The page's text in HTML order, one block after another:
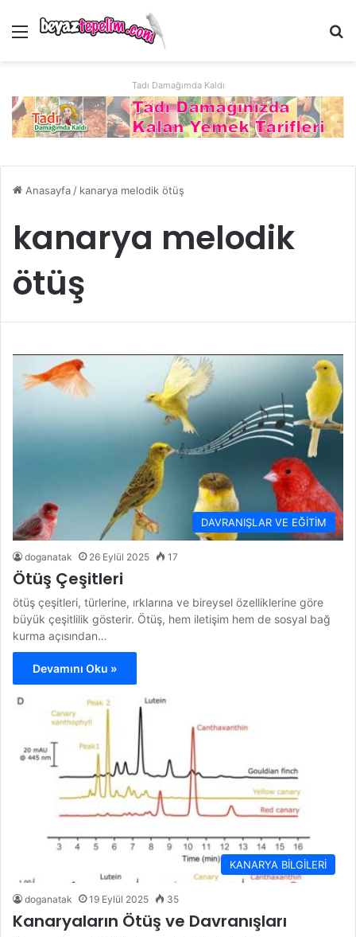
Menü
Tadı Damağımda Kaldı
Anasayfa / kanarya melodik ötüş
kanarya melodik
ötüş
DAVRANIŞLAR VE EĞİTİM
doganatak 26 Eylül 2025 17
Ötüş Çeşitleri
ötüş çeşitleri, türlerine, ırklarına ve bireysel özelliklerine göre
büyük çeşitlilik gösterir. Ötüş, hem iletişim hem de sosyal bağ
kurma açısından…
Devamını Oku »
KANARYA BİLGİLERİ
doganatak 19 Eylül 2025 35
Kanaryaların Ötüş ve Davranışları